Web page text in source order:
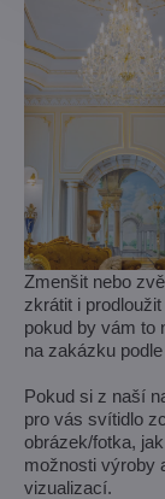
Zmenšit nebo
zkrátit i
pokud by vám to
na zakázku
Pokud si z naší
pro vás svítidlo
obrázek/fotka,
možnosti výroby
vizualizací.